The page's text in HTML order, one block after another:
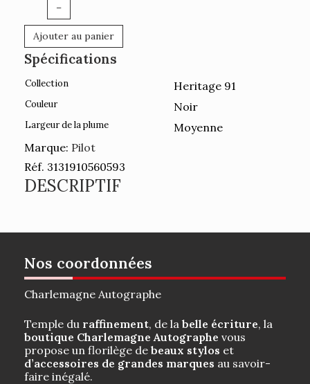
–
Ajouter au panier
Spécifications
Collection Heritage 91
Couleur Noir
Largeur de la plume
Moyenne
Marque: Pilot
Réf. 3131910560593
DESCRIPTIF
Nos coordonnées
Charlemagne Autographe
Temple du raffinement, de la belle écriture, la
boutique Charlemagne Autographe vous
propose un florilège de beaux stylos et
d’accessoires de grandes marques au savoir-
faire inégalé.